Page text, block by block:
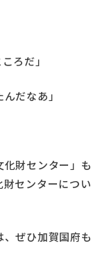
ろだ」
だなあ」
財センター」も
センターについ
ぜひ加賀国府も